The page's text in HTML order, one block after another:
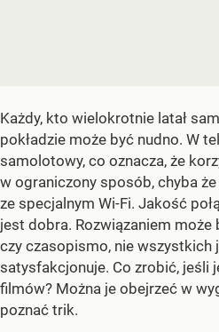
Każdy, kto wielokrotnie latał
pokładzie może być nudno. W
samolotowy, co oznacza, że
w ograniczony sposób, chyba
ze specjalnym Wi-Fi. Jakość
jest dobra. Rozwiązaniem może
czy czasopismo, nie wszystkich
satysfakcjonuje. Co zrobić, jeśli
filmów? Można je obejrzeć w
poznać trik.